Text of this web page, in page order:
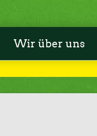
Wir über uns